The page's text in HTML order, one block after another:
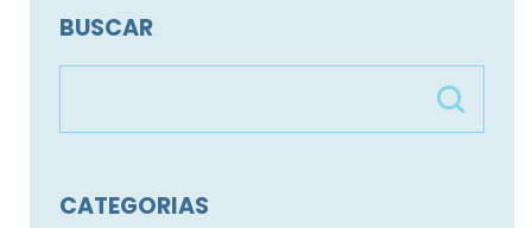
BUSCAR
CATEGORIAS